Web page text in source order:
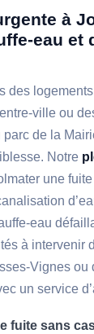
à
eau et
des
ville ou
parc de la
Notre
une fuite
eau
à intervenir
Vignes ou
un service
fuite sans